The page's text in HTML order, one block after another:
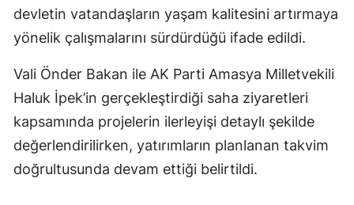
devletin vatandaşların yaşam kalitesini artırmaya
yönelik çalışmalarını sürdürdüğü ifade edildi.
Vali Önder Bakan ile AK Parti Amasya Milletvekili
Haluk İpek’in gerçekleştirdiği saha ziyaretleri
kapsamında projelerin ilerleyişi detaylı şekilde
değerlendirilirken, yatırımların planlanan takvim
doğrultusunda devam ettiği belirtildi.